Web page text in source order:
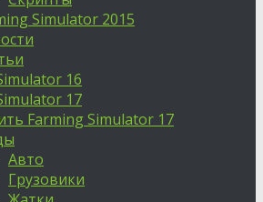
Simulator 2015
16
17
Farming Simulator 17
Авто
Грузовики